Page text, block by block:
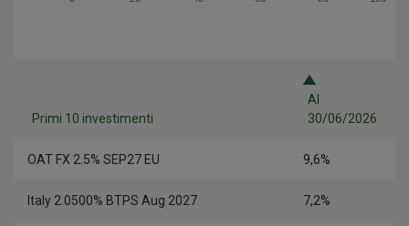
Primi 10 investimenti
Al
30/06/2026
OAT FX 2.5% SEP27 EU 9,6%
Italy 2.0500% BTPS Aug 2027 7,2%